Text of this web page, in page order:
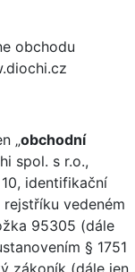
obchodu
„obchodní
spol. s r.o.,
identifikační
vedeném
95305 (dále
§ 1751